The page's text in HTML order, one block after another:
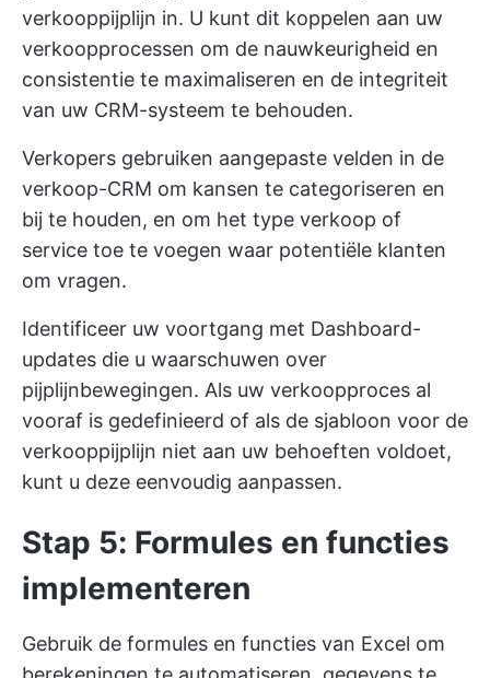
verkooppijplijn in. U kunt dit koppelen aan uw
verkoopprocessen om de nauwkeurigheid en
consistentie te maximaliseren en de integriteit
van uw CRM-systeem te behouden.
Verkopers gebruiken aangepaste velden in de
verkoop-CRM om kansen te categoriseren en
bij te houden, en om het type verkoop of
service toe te voegen waar potentiële klanten
om vragen.
Identificeer uw voortgang met Dashboard-
updates die u waarschuwen over
pijplijnbewegingen. Als uw verkoopproces al
vooraf is gedefinieerd of als de sjabloon voor de
verkooppijplijn niet aan uw behoeften voldoet,
kunt u deze eenvoudig aanpassen.
Stap 5: Formules en functies
implementeren
Gebruik de formules en functies van Excel om